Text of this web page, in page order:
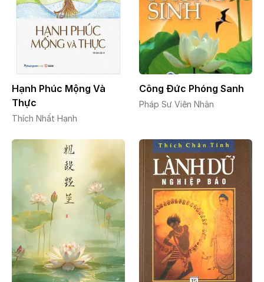
Hạnh Phúc Mộng Và
Thực
Thích Nhất Hạnh
Công Đức Phóng Sanh
Pháp Sư Viên Nhân